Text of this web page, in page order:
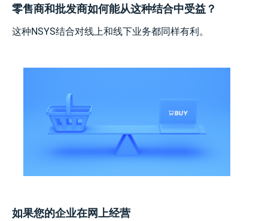
零售商和批发商如何能从这种结合中受益？
这种NSYS结合对线上和线下业务都同样有利。
如果您的企业在网上经营